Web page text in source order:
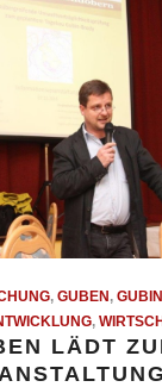
, GUBEN, GUBIN
,
LÄDT